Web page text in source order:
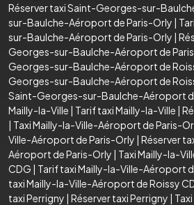
Réserver taxi Saint-Georges-sur-
sur-Baulche-Aéroport de Paris-Orly |
sur-Baulche-Aéroport de Paris-Orly |
Georges-sur-Baulche-Aéroport de
Georges-sur-Baulche-Aéroport de
Georges-sur-Baulche-Aéroport de
Saint-Georges-sur-Baulche-Aéroport
Mailly-la-Ville | Tarif taxi Mailly-la-Ville |
| Taxi Mailly-la-Ville-Aéroport de Paris-
Ville-Aéroport de Paris-Orly | Réserver
Aéroport de Paris-Orly | Taxi Mailly-la-
CDG | Tarif taxi Mailly-la-Ville-Aéroport
taxi Mailly-la-Ville-Aéroport de Roissy
taxi Perrigny | Réserver taxi Perrigny |